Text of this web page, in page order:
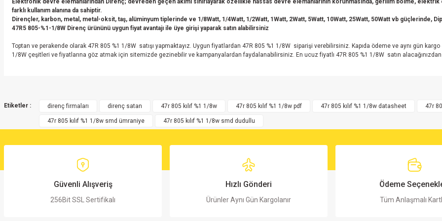
Elektronik devre elemanlarından Direnç; devreden geçen akımı sınırlayarak özellikle hassas devre elemanlarının korunmasında, gerilim bölme,
farklı kullanım alanına da sahiptir.
Dirençler, karbon, metal, metal-oksit, taş, alüminyum tiplerinde ve 1/8Watt, 1/4Watt, 1/2Watt, 1Watt, 2Watt, 5Watt, 10Watt, 25Watt, 50Watt vb güçlerinde,
47R5 805-%1-1/8W Direnç ürününü uygun fiyat avantajı ile üye girişi yaparak satın alabilirsiniz
Toptan ve perakende olarak 47R 805 %1 1/8W satışı yapmaktayız. Uygun fiyatlardan 47R 805 %1 1/8W siparişi verebilirsiniz. Kapıda ödeme ve aynı gün
1/8W çeşitleri ve fiyatlarına göz atmak için sitemizde gezinebilir ve kampanyalardan faydalanabilirsiniz. En ucuz fiyatlı 47R 805 %1 1/8W satın
Bu ürüne ilk yorumu siz yapın!
Ürün resmi kalitesiz, bozuk veya görüntülenemiyor.
Ürün fiyatı diğer sitelerden daha pahalı.
Etiketler : direnç firmaları direnç satan 47r 805 kılıf %1 1/8w 47r 805 kılıf %1 1/8w pdf 47r 805 kılıf %1 1/8w datasheet 47r
47r 805 kılıf %1 1/8w smd ümraniye 47r 805 kılıf %1 1/8w smd dudullu
Güvenli Alışveriş
256Bit SSL Sertifikalı
Hızlı Gönderi
Ürünler Aynı Gün Kargolanır
Ödeme
Tüm Anlaşmalı